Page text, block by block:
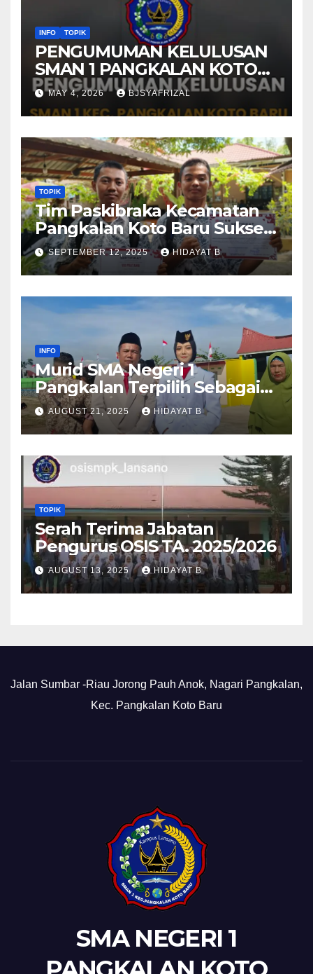
INFO TOPIK
PENGUMUMAN KELULUSAN
SMAN 1 PANGKALAN KOTO
BARU TAHUN AJARAN 2025-
2026
MAY 4, 2026 BJSYAFRIZAL
TOPIK
Tim Paskibraka Kecamatan
Pangkalan Koto Baru Sukses
Laksanakan Tugas pada
Upacara 17 Agustus 2025
SEPTEMBER 12, 2025 HIDAYAT B
INFO
Murid SMA Negeri 1
Pangkalan Terpilih Sebagai
Anggota Paskibra Tingkat
Kabupaten Lima Puluh Kota
AUGUST 21, 2025 HIDAYAT B
TOPIK
Serah Terima Jabatan
Pengurus OSIS TA. 2025/2026
AUGUST 13, 2025 HIDAYAT B
Jalan Sumbar -Riau Jorong Pauh Anok, Nagari Pangkalan,
Kec. Pangkalan Koto Baru
SMA NEGERI 1